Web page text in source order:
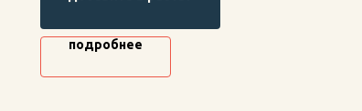
конструкций, высокая прочность и
долговечность.
подробнее